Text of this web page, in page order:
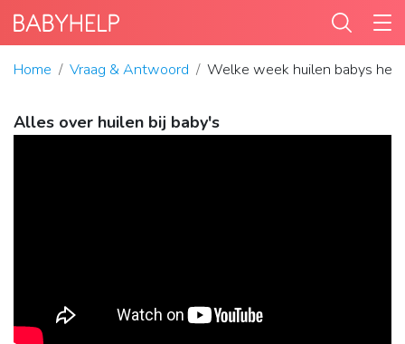
Home Vraag & Antwoord Welke week huilen babys het
Alles over huilen bij baby's